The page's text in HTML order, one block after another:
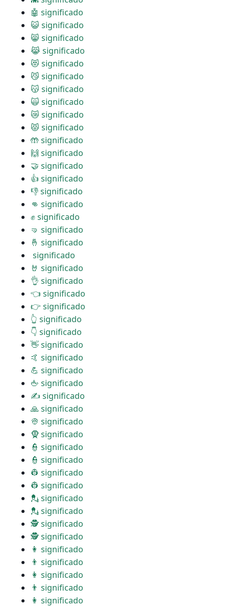
🤖 significado
😺 significado
😸 significado
😹 significado
😻 significado
😼 significado
😽 significado
🙀 significado
😿 significado
😾 significado
🤲 significado
🙌 significado
🤝 significado
👍 significado
👎 significado
👊 significado
✊ significado
🤜 significado
🤞 significado
️ significado
🤘 significado
👌 significado
👈 significado
👉 significado
👆 significado
👇 significado
👋 significado
🤙 significado
💪 significado
🖕 significado
✍ significado
🙏 significado
👳 significado
🧕 significado
👮 significado
👮 significado
👷 significado
👷 significado
💂 significado
💂 significado
🕵 significado
🕵 significado
👩 significado
👨 significado
👩 significado
👨 significado
👩 significado